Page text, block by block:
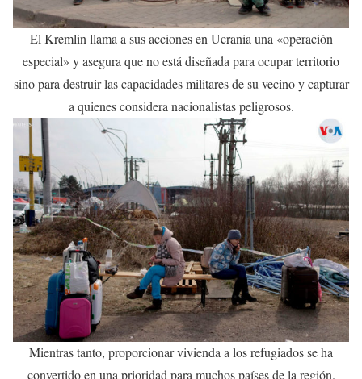
El Kremlin llama a sus acciones en Ucrania una «operación
especial» y asegura que no está diseñada para ocupar territorio
sino para destruir las capacidades militares de su vecino y capturar
a quienes considera nacionalistas peligrosos.
Mientras tanto, proporcionar vivienda a los refugiados se ha
convertido en una prioridad para muchos países de la región.